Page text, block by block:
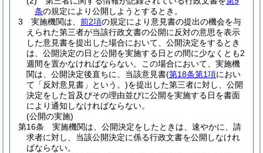
条の規定により公開しようとするとき。
3
実施機関は、 前2項の規定により意見書の提出の機会を与
えられた第三者が当該行政文書の公開に反対の意思を表示
した意見書を提出した場合において、公開決定をするとき
は、公開決定の日と公開を実施する日との間に少なくとも2
週間を置かなければならない。
この場合において、実施機
関は、公開決定後直ちに、当該意見書(第18条第1項におい
て「反対意見書」という。)を提出した第三者に対し、公開
決定をした旨及びその理由並びに公開を実施する日を書面
により通知しなければならない。
(公開の実施)
第16条
実施機関は、公開決定をしたときは、速やかに、請
求者に対し、当該公開決定に係る行政文書を公開しなけれ
ばならない。